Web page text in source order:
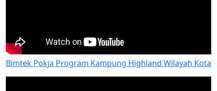
Bimtek Pokja Program Kampung Highland Wilayah Kota